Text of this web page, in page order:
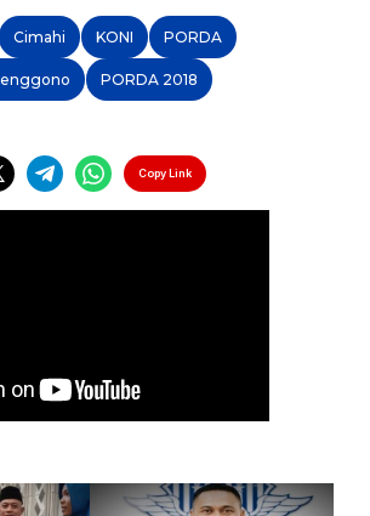
Cimahi KONI PORDA
PORDA 2018
Copy Link